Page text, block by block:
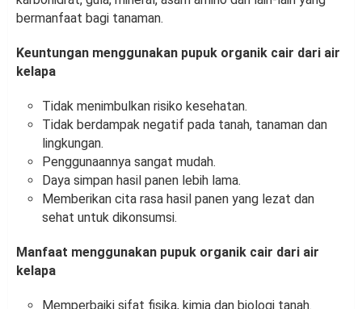
bermanfaat bagi tanaman.
Keuntungan menggunakan pupuk organik cair dari air
kelapa
Tidak menimbulkan risiko kesehatan.
Tidak berdampak negatif pada tanah, tanaman dan
lingkungan.
Penggunaannya sangat mudah.
Daya simpan hasil panen lebih lama.
Memberikan cita rasa hasil panen yang lezat dan
sehat untuk dikonsumsi.
Manfaat menggunakan pupuk organik cair dari air
kelapa
Memperbaiki sifat fisika, kimia dan biologi tanah.